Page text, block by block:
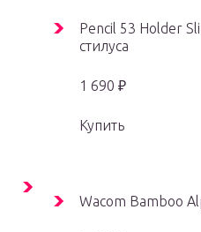
Pencil 53 Holder
стилуса
1 690 ₽
Купить
Wacom Bamboo